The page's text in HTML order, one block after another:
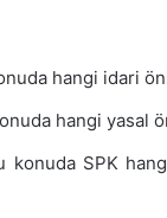
hangi idari
hangi yasal
konuda SPK